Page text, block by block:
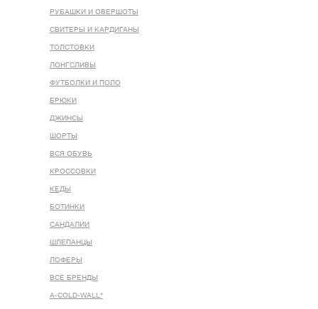
РУБАШКИ И ОВЕРШОТЫ
СВИТЕРЫ И КАРДИГАНЫ
ТОЛСТОВКИ
ЛОНГСЛИВЫ
ФУТБОЛКИ И ПОЛО
БРЮКИ
ДЖИНСЫ
ШОРТЫ
ВСЯ ОБУВЬ
КРОССОВКИ
КЕДЫ
БОТИНКИ
САНДАЛИИ
ШЛЕПАНЦЫ
ЛОФЕРЫ
ВСЕ БРЕНДЫ
A-COLD-WALL*